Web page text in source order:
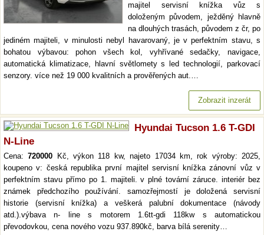
majitel servisní knížka vůz s
doloženým původem, ježděný hlavně
na dlouhých trasách, původem z čr, po
jediném majiteli, v minulosti nebyl havarovaný, je v perfektním stavu, s
bohatou výbavou: pohon všech kol, vyhřívané sedačky, navigace,
automatická klimatizace, hlavní světlomety s led technologií, parkovací
senzory. více než 19 000 kvalitních a prověřených aut.…
Zobrazit inzerát
Hyundai Tucson 1.6 T-GDI
N-Line
Cena:720000 Kč, výkon 118 kw, najeto 17034 km, rok výroby: 2025,
koupeno v: česká republika první majitel servisní knížka zánovní vůz v
perfektním stavu přímo po 1. majiteli. v plné tovární záruce. interiér bez
známek předchozího používání. samozřejmostí je doložená servisní
historie (servisní knížka) a veškerá palubní dokumentace (návody
atd.).výbava n- line s motorem 1.6tt-gdi 118kw s automatickou
převodovkou, cena nového vozu 937.890kč, barva bílá serenity…